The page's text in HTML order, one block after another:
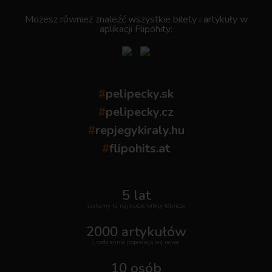
Możesz również znaleźć wszystkie bilety i artykuły w
aplikacji Flipohity:
#pelipecky.sk
#pelipecky.cz
#repjegykiraly.hu
#flipohits.at
5 lat
szukamy te najlepsze bilety lotnicze
2000 artykułów
i codziennie pojawiają się nowe
10 osób